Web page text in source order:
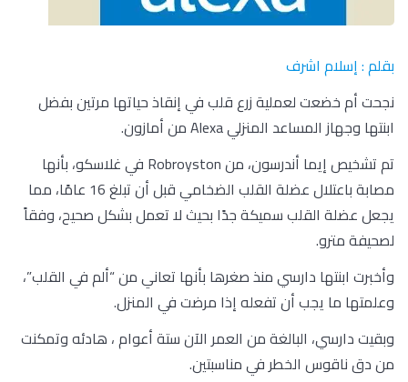
بقلم : إسلام اشرف
نجحت أم خضعت لعملية زرع قلب في إنقاذ حياتها مرتين بفضل
ابنتها وجهاز المساعد المنزلي Alexa من أمازون.
تم تشخيص إيما أندرسون، من Robroyston في غلاسكو، بأنها
مصابة باعتلال عضلة القلب الضخامي قبل أن تبلغ 16 عامًا، مما
يجعل عضلة القلب سميكة جدًا بحيث لا تعمل بشكل صحيح، وفقاً
لصحيفة مترو.
وأخبرت ابنتها دارسي منذ صغرها بأنها تعاني من “ألم في القلب”،
وعلمتها ما يجب أن تفعله إذا مرضت في المنزل.
وبقيت دارسي، البالغة من العمر الآن ستة أعوام ، هادئه وتمكنت
من دق ناقوس الخطر في مناسبتين.